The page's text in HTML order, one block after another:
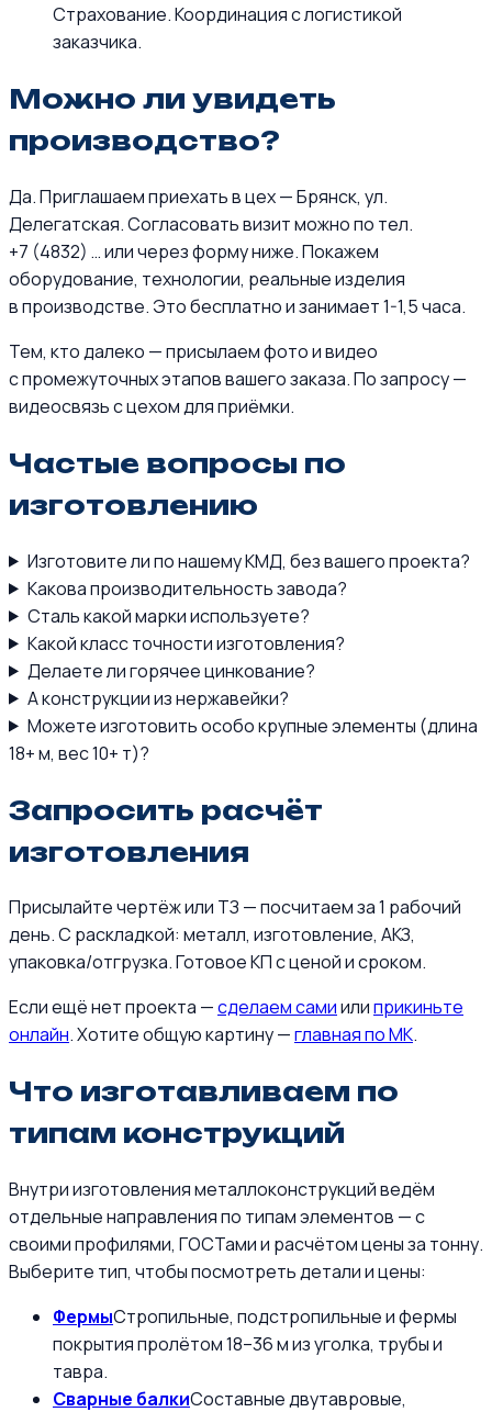
Страхование. Координация с логистикой
заказчика.
Можно ли увидеть
производство?
Да. Приглашаем приехать в цех — Брянск, ул.
Делегатская. Согласовать визит можно по тел.
+7 (4832) … или через форму ниже. Покажем
оборудование, технологии, реальные изделия
в производстве. Это бесплатно и занимает 1-1,5 часа.
Тем, кто далеко — присылаем фото и видео
с промежуточных этапов вашего заказа. По запросу —
видеосвязь с цехом для приёмки.
Частые вопросы по
изготовлению
Изготовите ли по нашему КМД, без вашего проекта?
Какова производительность завода?
Сталь какой марки используете?
Какой класс точности изготовления?
Делаете ли горячее цинкование?
А конструкции из нержавейки?
Можете изготовить особо крупные элементы (длина
18+ м, вес 10+ т)?
Запросить расчёт
изготовления
Присылайте чертёж или ТЗ — посчитаем за 1 рабочий
день. С раскладкой: металл, изготовление, АКЗ,
упаковка/отгрузка. Готовое КП с ценой и сроком.
Если ещё нет проекта —сделаем самиилиприкиньте
онлайн. Хотите общую картину —главная по МК.
Что изготавливаем по
типам конструкций
Внутри изготовления металлоконструкций ведём
отдельные направления по типам элементов — с
своими профилями, ГОСТами и расчётом цены за тонну.
Выберите тип, чтобы посмотреть детали и цены:
ФермыСтропильные, подстропильные и фермы
покрытия пролётом 18–36 м из уголка, трубы и
тавра.
Сварные балкиСоставные двутавровые,